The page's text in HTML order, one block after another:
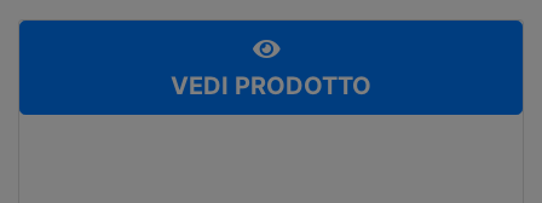
VEDI PRODOTTO